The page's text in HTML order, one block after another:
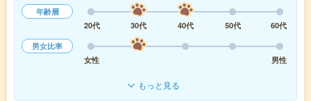
年齢層
20代
30代 40代 50代
60代
男女比率
女性
男性
もっと見る